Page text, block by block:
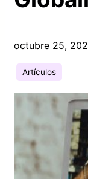
octubre 25,
Artículos